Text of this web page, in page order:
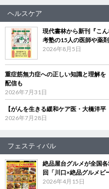
ヘルスケア
現代書林から新刊『こ
考塾の15人の医師や薬
2026年8月5日
重症筋無力症への正しい知識と理解
配信も
2026年7月31日
【がんを生きる緩和ケア医・大橋洋
2026年7月28日
フェスティバル
絶品屋台グルメが全国
回「川口×絶品グルメビ
2026年4月15日